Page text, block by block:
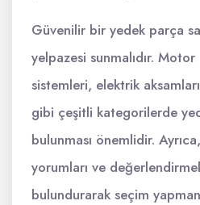
Güvenilir bir yedek parça
yelpazesi sunmalıdır.
sistemleri, elektrik
gibi çeşitli kategorilerde
bulunması önemlidir.
yorumları ve
bulundurarak seçim